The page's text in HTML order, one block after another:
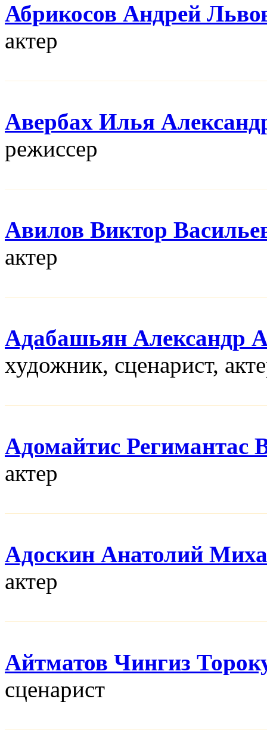
Абрикосов Андрей
актер
Авербах Илья
режисcер
Авилов Виктор
актер
Адабашьян Александр
художник, сценарист,
Адомайтис Регимантас
актер
Адоскин Анатолий
актер
Айтматов Чингиз
сценарист